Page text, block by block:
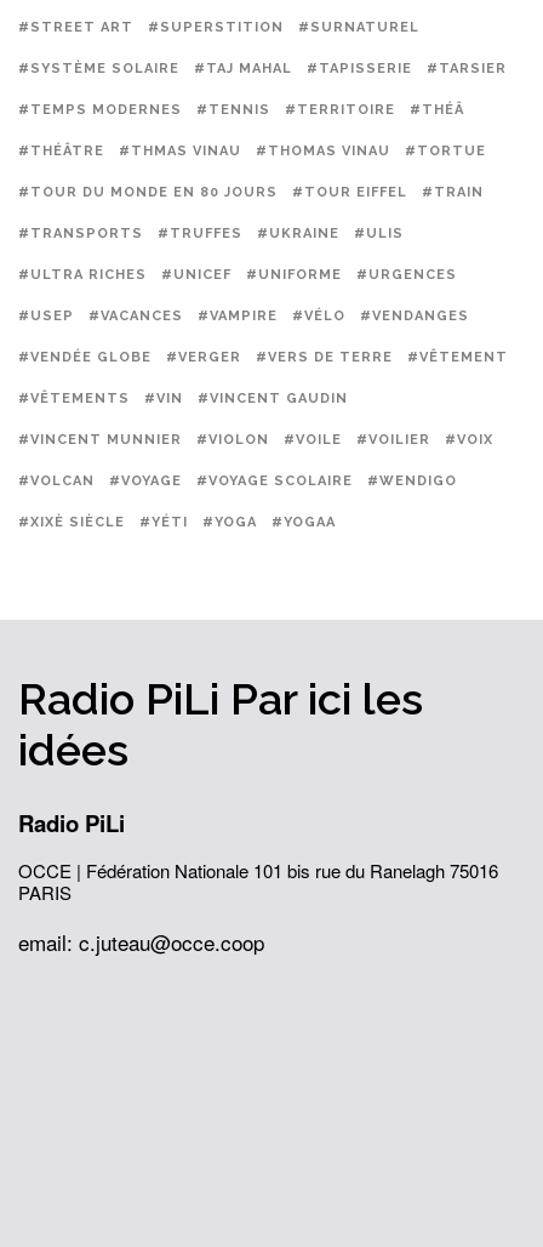
#STREET ART #SUPERSTITION #SURNATUREL
#SYSTÈME SOLAIRE #TAJ MAHAL #TAPISSERIE #TARSIER
#TEMPS MODERNES #TENNIS #TERRITOIRE #THÉÂ
#THÉÂTRE #THMAS VINAU #THOMAS VINAU #TORTUE
#TOUR DU MONDE EN 80 JOURS #TOUR EIFFEL #TRAIN
#TRANSPORTS #TRUFFES #UKRAINE #ULIS
#ULTRA RICHES #UNICEF #UNIFORME #URGENCES
#USEP #VACANCES #VAMPIRE #VÉLO #VENDANGES
#VENDÉE GLOBE #VERGER #VERS DE TERRE #VÊTEMENT
#VÊTEMENTS #VIN #VINCENT GAUDIN
#VINCENT MUNNIER #VIOLON #VOILE #VOILIER #VOIX
#VOLCAN #VOYAGE #VOYAGE SCOLAIRE #WENDIGO
#XIXÈ SIÈCLE #YÉTI #YOGA #YOGAA
Radio PiLi Par ici les
idées
Radio PiLi
OCCE | Fédération Nationale 101 bis rue du Ranelagh75016
PARIS
email: c.juteau@occe.coop